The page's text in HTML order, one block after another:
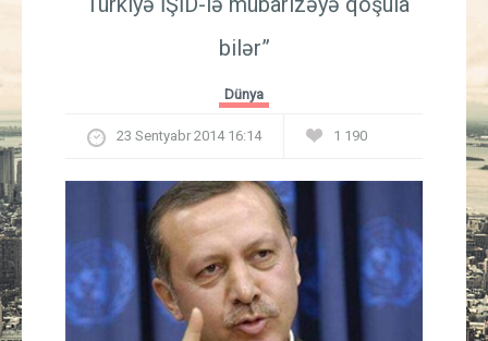
İqtisadiyyat
Güney Azərbaycan
Mədəniyyət
Müsahibə
bilər”
Dünya
23 Sentyabr 2014 16:14 1 190